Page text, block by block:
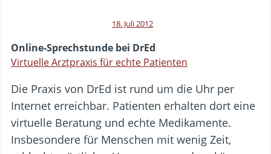
18. Juli 2012
Online-Sprechstunde bei DrEd
Virtuelle Arztpraxis für echte Patienten
Die Praxis von DrEd ist rund um die Uhr per
Internet erreichbar. Patienten erhalten dort eine
virtuelle Beratung und echte Medikamente.
Insbesondere für Menschen mit wenig Zeit,